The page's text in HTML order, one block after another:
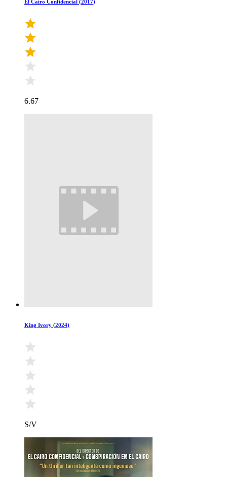
El Cairo Confidencial (2017)
6.67
King Ivory (2024)
S/V